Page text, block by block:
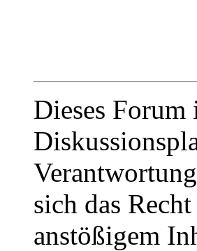
Dieses
sich das
anstößigem